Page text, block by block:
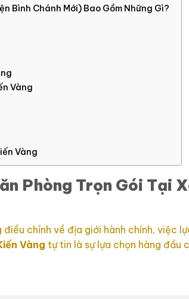
Bình Chánh Mới) Bao Gồm Những Gì?
Vàng
Vàng
Phòng Trọn Gói Tại
chỉnh về địa giới hành chính, việc
Vàng tự tin là sự lựa chọn hàng đầu